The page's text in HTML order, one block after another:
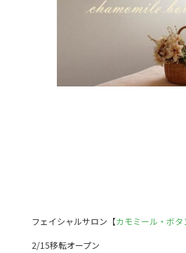
フェイシャルサロン【カモミール・ボタ
2/15移転オープン